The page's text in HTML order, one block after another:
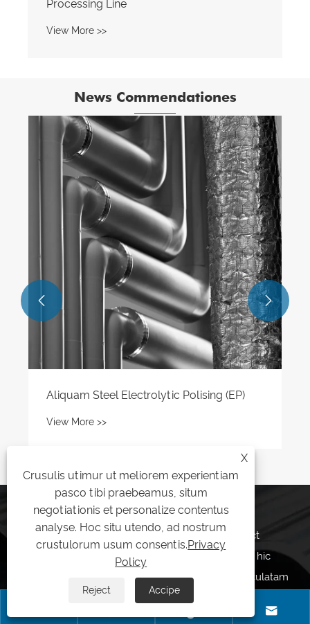
News Commendationes
Cur Steel Pipe pro Oleo et Gas Spina
moderni Energy?
View More >>
 
QUAESO
Promptus ad emptio? Request a Quote aut Contact
Shuangsen Hodie. Nostrum scientissimo dolor est hic
providere cum optimis solutions pro vestra immaculatam
ferro pipe requisita. Lets opus simul.

X
Crusulis utimur ut meliorem experientiam
pasco tibi praebeamus, situm
negotiationis et personalize contentus
analyse. Hoc situ utendo, ad nostrum
crustulorum usum consentis.Privacy
Policy
Reject Accipe